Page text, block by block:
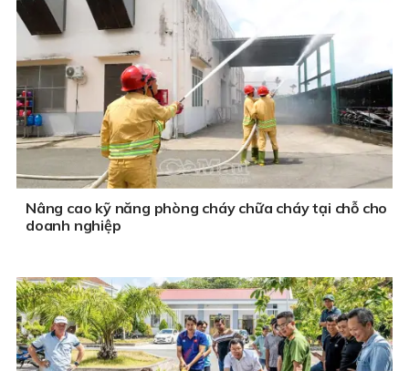
Nâng cao kỹ năng phòng cháy chữa cháy tại chỗ cho
doanh nghiệp